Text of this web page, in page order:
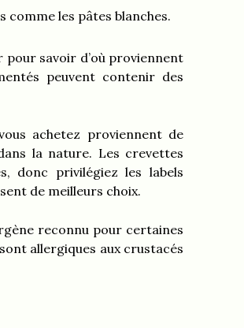
les pâtes blanches.
pour savoir d’où proviennent
peuvent contenir des
achetez proviennent de
la nature. Les crevettes
donc privilégiez les labels
de meilleurs choix.
reconnu pour certaines
allergiques aux crustacés